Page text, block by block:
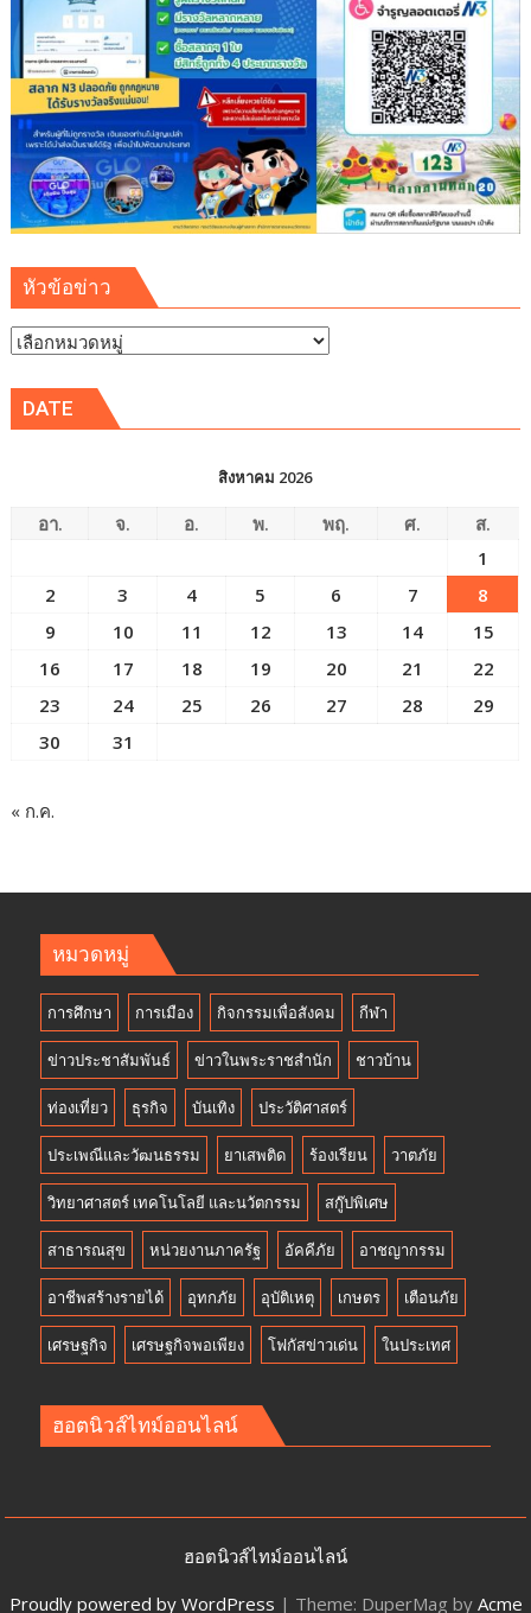
หัวข้อข่าว
หัวข้อ
DATE
สิงหาคม 2026
อา. จ. อ. พ. พฤ. ศ.
ส.
1
2
3 4 5 6 7
8
9
10 11 12 13 14
15
16
17 18 19 20 21
22
23
24 25 26 27 28
29
30
31
« ก.ค.
หมวดหมู่
การศึกษา การเมือง กิจกรรมเพื่อสังคม กีฬา
ข่าวประชาสัมพันธ์ ข่าวในพระราชสำนัก ชาวบ้าน
ท่องเที่ยว ธุรกิจ บันเทิง ประวัติศาสตร์
ประเพณีและวัฒนธรรม ยาเสพติด ร้องเรียน วาตภัย
วิทยาศาสตร์ เทคโนโลยี และนวัตกรรม สกู๊ปพิเศษ
สาธารณสุข หน่วยงานภาครัฐ อัคคีภัย อาชญากรรม
อาชีพสร้างรายได้ อุทกภัย อุบัติเหตุ เกษตร เตือนภัย
เศรษฐกิจ เศรษฐกิจพอเพียง โฟกัสข่าวเด่น ในประเทศ
ฮอตนิวส์ไทม์ออนไลน์
ฮอตนิวส์ไทม์ออนไลน์
Proudly powered by WordPress | Theme: DuperMag by Acme